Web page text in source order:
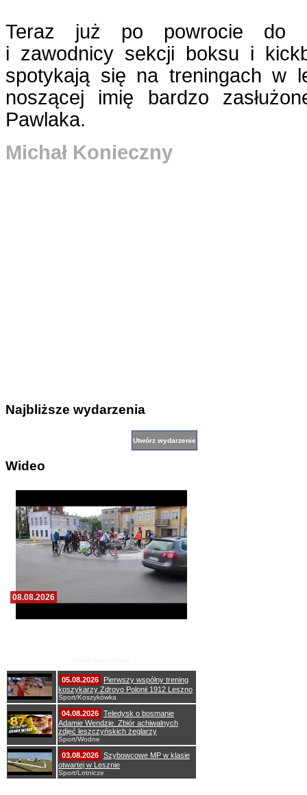
Teraz już po powrocie do
i zawodnicy sekcji boksu i
spotykają się na treningach w
noszącej imię bardzo
Pawlaka.
Michał Konieczny
Najbliższe wydarzenia
Wideo
08.08.2026
05.08.2026
Pierwszy wspólny trening
koszykarzy Zdrovo Polonii 1912 Leszno
Sport/Koszykówka
04.08.2026 Teledysk o bosmanie
Adamie Wendzie. Zbiór achiwalnych
zdjęć leszczyńskich żeglarzy
Sport/Wodne
03.08.2026 Szybowcowe MP w klasie
otwartej w Lesznie
Sport/Lotnicze